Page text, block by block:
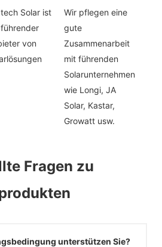
Solar ist
von
Wir pflegen eine
gute
Zusammenarbeit
mit führenden
Solarunternehmen
wie Longi, JA
Solar, Kastar,
Growatt usw.
Fragen zu
unterstützen Sie?